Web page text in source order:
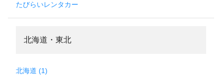
たびらいレンタカー
北海道・東北
北海道 (1)